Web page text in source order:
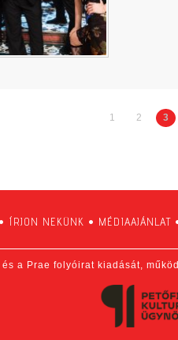
1 2 3
• ÍRJON NEKÜNK • MÉDIAAJÁNLAT
a Prae folyóirat kiadását,